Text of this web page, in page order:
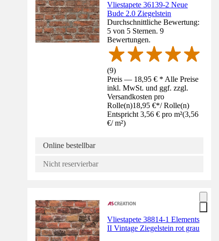
Vliestapete 36139-2 Neue
Bude 2.0 Ziegelstein
Durchschnittliche Bewertung:
5 von 5 Sternen. 9
Bewertungen.
(9)
Preis — 18,95 € * Alle Preise
inkl. MwSt. und ggf. zzgl.
Versandkosten pro
Rolle(n)18,95 €*/ Rolle(n)
Entspricht 3,56 € pro m²(3,56
€/ m²)
Online bestellbar
Nicht reservierbar
Vliestapete 38814-1 Elements
II Vintage Ziegelstein rot grau